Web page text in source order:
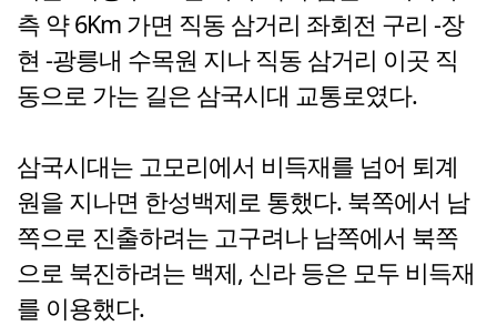
측 약 6Km 가면 직동 삼거리 좌회전 구리 -장
현 -광릉내 수목원 지나 직동 삼거리 이곳 직
동으로 가는 길은 삼국시대 교통로였다.
삼국시대는 고모리에서 비득재를 넘어 퇴계
원을 지나면 한성백제로 통했다. 북쪽에서 남
쪽으로 진출하려는 고구려나 남쪽에서 북쪽
으로 북진하려는 백제, 신라 등은 모두 비득재
를 이용했다.